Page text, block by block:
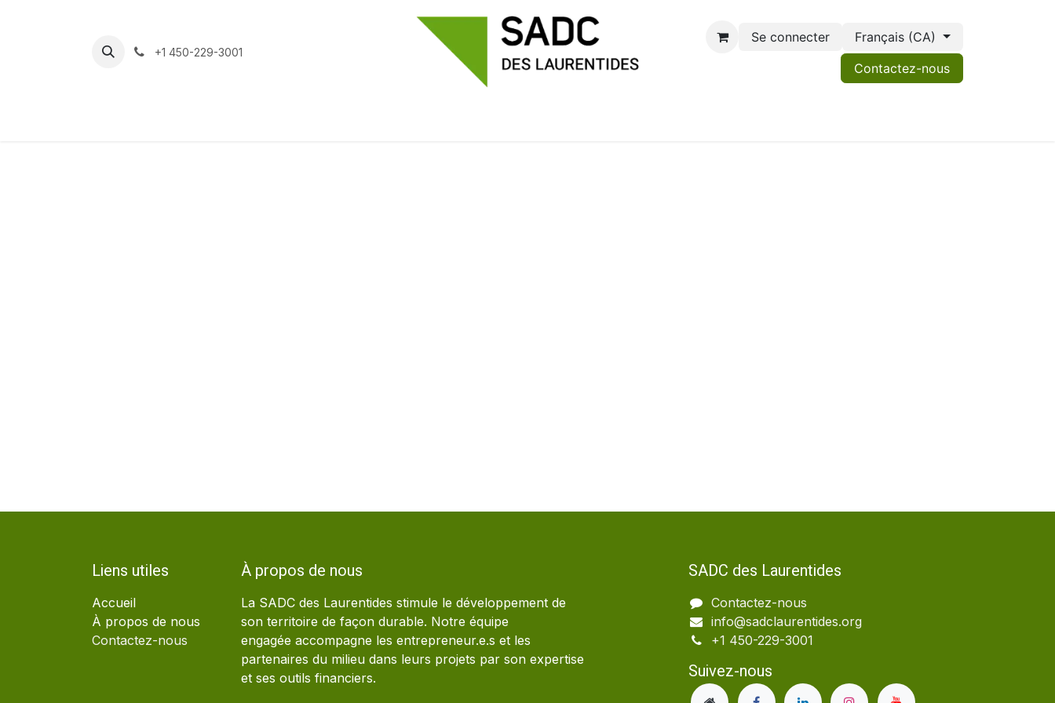
+1 450-229-3001
Se connecter
Français (CA)
Contactez-nous
Liens utiles
Accueil
À propos de nous
Contactez-nous
À propos de nous
La SADC des Laurentides stimule le développement de
son territoire de façon durable. Notre équipe
engagée accompagne les entrepreneur.e.s et les
partenaires du milieu dans leurs projets par son expertise
et ses outils financiers.
SADC des Laurentides
Contactez-nous
info@sadclaurentides.org
+1 450-229-3001
Suivez-nous